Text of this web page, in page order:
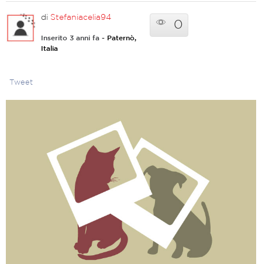
di Stefaniacelia94
Inserito 3 anni fa - Paternò,
Italia
0
Tweet